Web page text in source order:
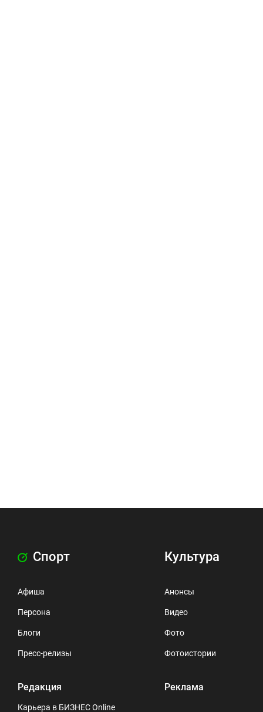
Спорт
Афиша
Персона
Блоги
Пресс-релизы
Редакция
Карьера в БИЗНЕС Online
Культура
Анонсы
Видео
Фото
Фотоистории
Реклама